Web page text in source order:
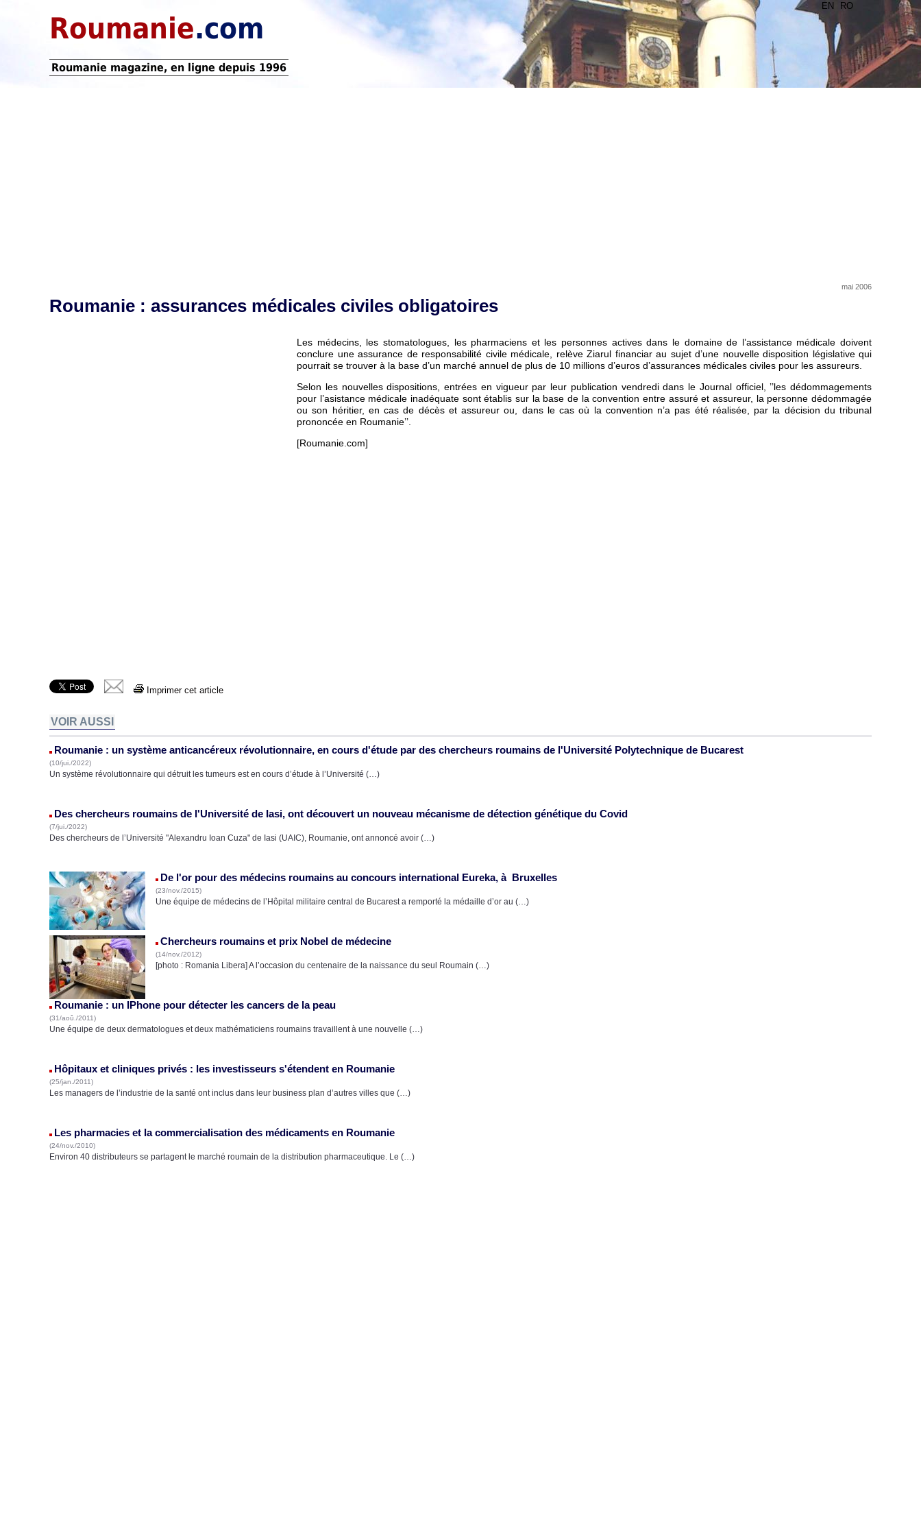
EN RO
Roumanie.com
Roumanie magazine, en ligne depuis 1996
mai 2006
Roumanie : assurances médicales civiles obligatoires
Les médecins, les stomatologues, les pharmaciens et les personnes actives dans le domaine de l’assistance médicale doivent
conclure une assurance de responsabilité civile médicale, relève Ziarul financiar au sujet d’une nouvelle disposition législative qui
pourrait se trouver à la base d’un marché annuel de plus de 10 millions d’euros d’assurances médicales civiles pour les assureurs.
Selon les nouvelles dispositions, entrées en vigueur par leur publication vendredi dans le Journal officiel, ’’les dédommagements
pour l’asistance médicale inadéquate sont établis sur la base de la convention entre assuré et assureur, la personne dédommagée
ou son héritier, en cas de décès et assureur ou, dans le cas où la convention n’a pas été réalisée, par la décision du tribunal
prononcée en Roumanie’’.
[Roumanie.com]
Imprimer cet article
VOIR AUSSI
Roumanie : un système anticancéreux révolutionnaire, en cours d'étude par des chercheurs roumains de l'Université Polytechnique de Bucarest
(10/jui./2022)
Un système révolutionnaire qui détruit les tumeurs est en cours d’étude à l’Université (…)
Des chercheurs roumains de l'Université de Iasi, ont découvert un nouveau mécanisme de détection génétique du Covid
(7/jui./2022)
Des chercheurs de l’Université "Alexandru Ioan Cuza" de Iasi (UAIC), Roumanie, ont annoncé avoir (…)
De l'or pour des médecins roumains au concours international Eureka, à Bruxelles
(23/nov./2015)
Une équipe de médecins de l’Hôpital militaire central de Bucarest a remporté la médaille d’or au (…)
Chercheurs roumains et prix Nobel de médecine
(14/nov./2012)
[photo : Romania Libera] A l’occasion du centenaire de la naissance du seul Roumain (…)
Roumanie : un IPhone pour détecter les cancers de la peau
(31/aoû./2011)
Une équipe de deux dermatologues et deux mathématiciens roumains travaillent à une nouvelle (…)
Hôpitaux et cliniques privés : les investisseurs s'étendent en Roumanie
(25/jan./2011)
Les managers de l’industrie de la santé ont inclus dans leur business plan d’autres villes que (…)
Les pharmacies et la commercialisation des médicaments en Roumanie
(24/nov./2010)
Environ 40 distributeurs se partagent le marché roumain de la distribution pharmaceutique. Le (…)